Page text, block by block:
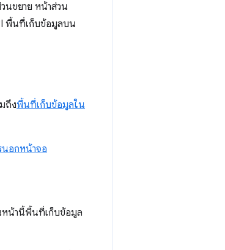
นขยาย หน้าส่วน
พื้นที่เก็บข้อมูลบน
ถึงพื้นที่เก็บข้อมูลใน
นอกหน้าจอ
หน้านี้พื้นที่เก็บข้อมูล